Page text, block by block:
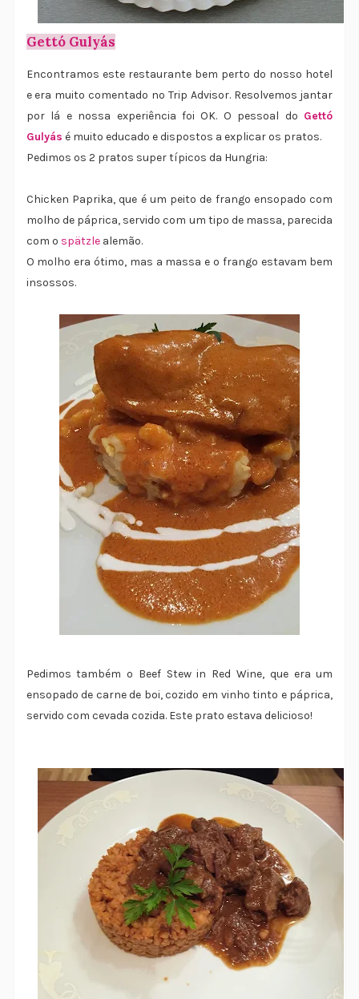
Gettó Gulyás
Encontramos este restaurante bem perto do nosso hotel
e era muito comentado no Trip Advisor. Resolvemos jantar
por lá e nossa experiência foi OK. O pessoal do Gettó
Gulyás é muito educado e dispostos a explicar os pratos.
Pedimos os 2 pratos super típicos da Hungria:
Chicken Paprika, que é um peito de frango ensopado com
molho de páprica, servido com um tipo de massa, parecida
com o spätzlealemão.
O molho era ótimo, mas a massa e o frango estavam bem
insossos.
Pedimos também o Beef Stew in Red Wine, que era um
ensopado de carne de boi, cozido em vinho tinto e páprica,
servido com cevada cozida. Este prato estava delicioso!